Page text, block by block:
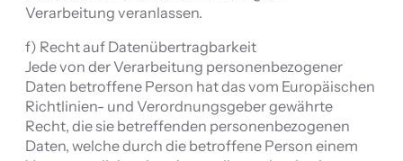
Verarbeitung veranlassen.
f) Recht auf Datenübertragbarkeit
Jede von der Verarbeitung personenbezogener
Daten betroffene Person hat das vom Europäischen
Richtlinien- und Verordnungsgeber gewährte
Recht, die sie betreffenden personenbezogenen
Daten, welche durch die betroffene Person einem